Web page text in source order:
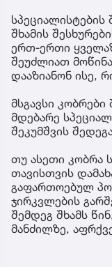
სპეციალისტების
შხამის
ერთ-ერთი
შეუძლიათ
დააზიანონ ისე,
მსგავსი კობრები
მდებარე
შეკუმშვის
თუ ასეთი კობრა
თავისთვის
გაფართოებულ
ჯირკვლების
შემდეგ შხამს
მანძილზე,